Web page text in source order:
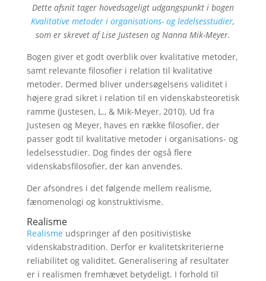
Dette afsnit tager hovedsageligt udgangspunkt i bogen
Kvalitative metoder i organisations- og ledelsesstudier,
som er skrevet af Lise Justesen og Nanna Mik-Meyer.
Bogen giver et godt overblik over kvalitative metoder,
samt relevante filosofier i relation til kvalitative
metoder. Dermed bliver undersøgelsens validitet i
højere grad sikret i relation til en videnskabsteoretisk
ramme (Justesen, L., & Mik-Meyer, 2010). Ud fra
Justesen og Meyer, haves en række filosofier, der
passer godt til kvalitative metoder i organisations- og
ledelsesstudier. Dog findes der også flere
videnskabsfilosofier, der kan anvendes.
Der afsondres i det følgende mellem realisme,
fænomenologi og konstruktivisme.
Realisme
Realisme udspringer af den positivistiske
videnskabstradition. Derfor er kvalitetskriterierne
reliabilitet og validitet. Generalisering af resultater
er i realismen fremhævet betydeligt. I forhold til